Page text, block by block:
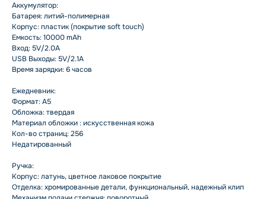
Аккумулятор:
Батарея: литий-полимерная
Корпус: пластик (покрытие soft touch)
Емкость: 10000 mAh
Вход: 5V/2.0A
USB Выходы: 5V/2.1A
Время зарядки: 6 часов
Ежедневник:
Формат: А5
Обложка: твердая
Материал обложки : искусственная кожа
Кол-во страниц: 256
Недатированный
Ручка:
Корпус: латунь, цветное лаковое покрытие
Отделка: хромированные детали, функциональный, надежный клип